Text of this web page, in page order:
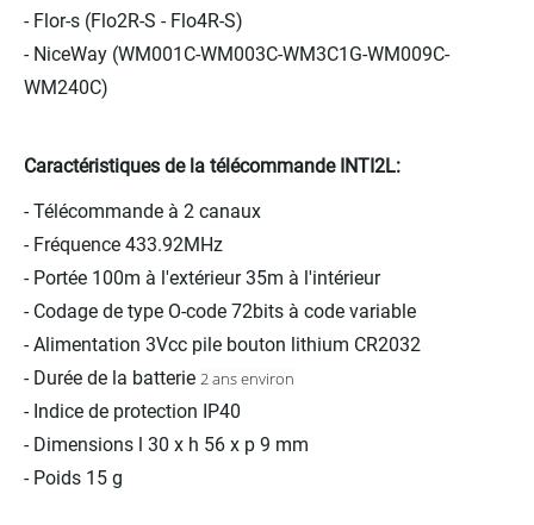
- Flor-s (Flo2R-S - Flo4R-S)
- NiceWay (WM001C-WM003C-WM3C1G-WM009C-
WM240C)
Caractéristiques de la télécommande INTI2L:
- Télécommande à 2 canaux
- Fréquence 433.92MHz
- Portée 100m à l'extérieur 35m à l'intérieur
- Codage de type O-code 72bits à code variable
- Alimentation 3Vcc pile bouton lithium CR2032
- Durée de la batterie 2 ans environ
- Indice de protection IP40
- Dimensions l 30 x h 56 x p 9 mm
- Poids 15 g